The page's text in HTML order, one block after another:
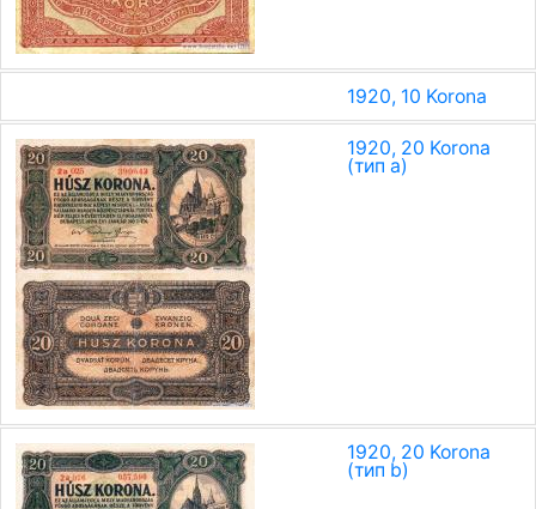
1920, 10 Korona
1920, 20 Korona
(тип a)
1920, 20 Korona
(тип b)